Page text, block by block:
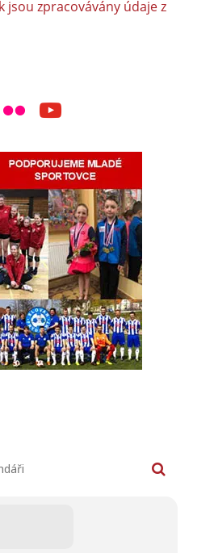
jsou zpracovávány údaje z
flickr youtube